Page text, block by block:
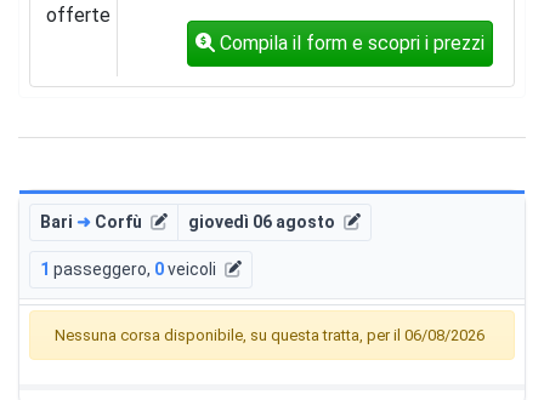
offerte
Compila il form e scopri i prezzi
Bari ➜ Corfù giovedì 06 agosto
1 passeggero, 0veicoli
Nessuna corsa disponibile, su questa tratta, per il 06/08/2026